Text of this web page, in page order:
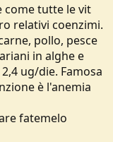
come tutte le vit
relativi coenzimi.
pollo, pesce
in alghe e
ug/die. Famosa
è l'anemia
fatemelo